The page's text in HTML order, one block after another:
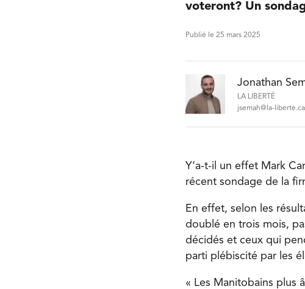
voteront? Un
Publié le 25 mars 2025
Jonathan
LA LIBERTÉ
jsemah@la-liberte.ca
Y’a-t-il un effet Mark
récent sondage de la
En effet, selon les
doublé en trois mois,
décidés et ceux qui
parti plébiscité par les
« Les Manitobains plus